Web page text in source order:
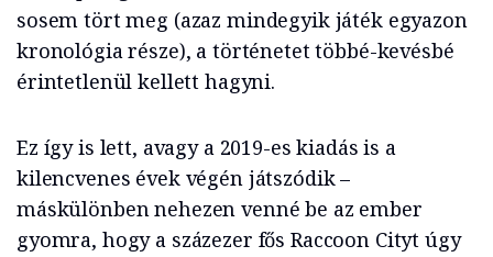
sosem tört meg (azaz mindegyik játék egyazon
kronológia része), a történetet többé-kevésbé
érintetlenül kellett hagyni.
Ez így is lett, avagy a 2019-es kiadás is a
kilencvenes évek végén játszódik –
máskülönben nehezen venné be az ember
gyomra, hogy a százezer fős Raccoon Cityt úgy